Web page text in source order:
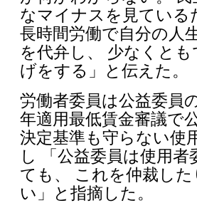
なマイナスを見ている
長時間労働で自分の人
を代弁し、 少なくと
げをする」と伝えた。
労働者委員は公益委員
年適用最低賃金審議で
決定基準も守らない使
し 「公益委員は使用
ても、 これを仲裁し
い」と指摘した。